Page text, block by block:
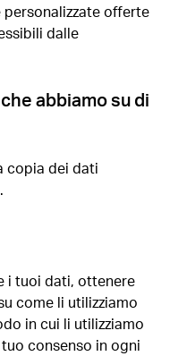
offerte
dalle
abbiamo su di
copia dei dati
i tuoi dati, ottenere
come li utilizziamo
in cui li utilizziamo
consenso in ogni